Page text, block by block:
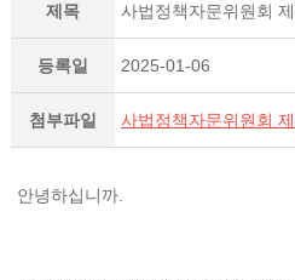
제목 사법정책자문위원회
등록일 2025-01-06
첨부파일 사법정책자문위원회
안녕하십니까.